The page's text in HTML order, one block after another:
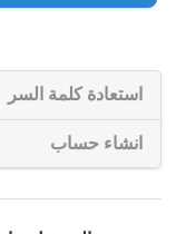
استعادة كلمة السر
انشاء حساب